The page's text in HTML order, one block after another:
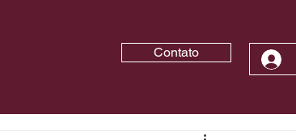
Contato